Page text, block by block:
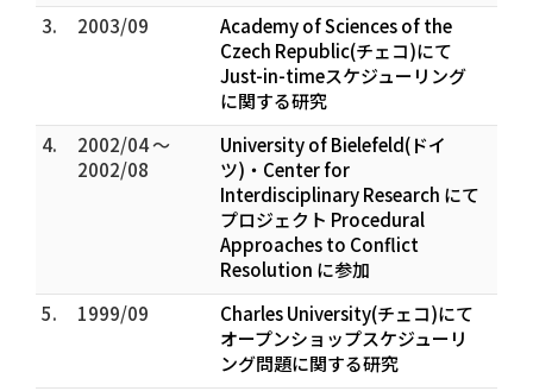
3.
2003/09
Academy of Sciences of the
Czech Republic(チェコ)にて
Just-in-timeスケジューリング
に関する研究
4.
2002/04 ～
2002/08
University of Bielefeld(ドイ
ツ)・Center for
Interdisciplinary Research にて
プロジェクト Procedural
Approaches to Conflict
Resolution に参加
5.
1999/09
Charles University(チェコ)にて
オープンショップスケジューリ
ング問題に関する研究